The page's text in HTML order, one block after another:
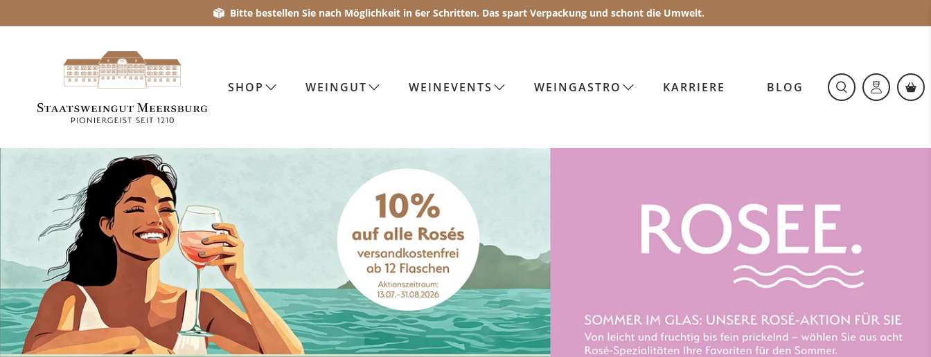
Bitte bestellen Sie nach Möglichkeit in 6er Schritten. Das spart Verpackung und schont die Umwelt.
SHOP WEINGUT WEINEVENTS WEINGASTRO KARRIERE BLOG